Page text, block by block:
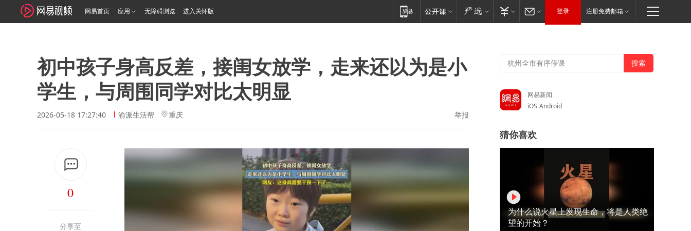
网易首页 应用 无障碍浏览 进入关怀版 登录 注册免费邮箱
初中孩子身高反差，接闺女放学，走来还以为是小
学生，与周围同学对比太明显
2026-05-18 17:27:40 渝派生活帮 重庆 举报
0
分享至
网易新闻
iOS Android
猜你喜欢
为什么说火星上发现生命，将是人类绝
望的开始？